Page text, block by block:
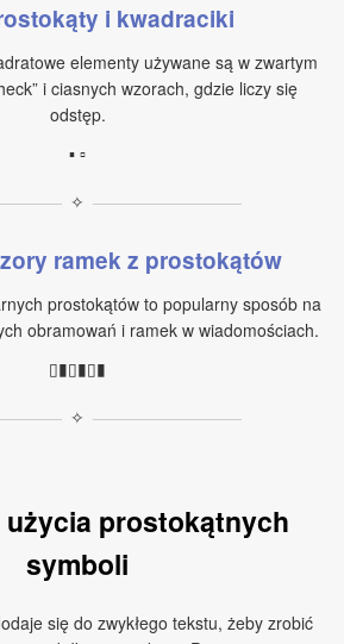
i kwadraciki
elementy używane są w zwartym
i ciasnych wzorach, gdzie liczy się
odstęp.
▪ ▫
✧
ramek z prostokątów
prostokątów to popularny sposób na
obramowań i ramek w wiadomościach.
▯▮▯▮▯▮
✧
użycia prostokątnych
symboli
się do zwykłego tekstu, żeby zrobić